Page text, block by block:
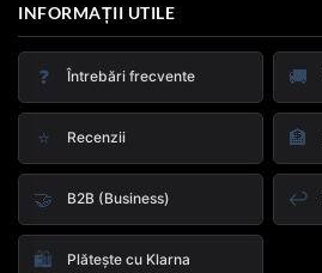
INFORMAȚII UTILE
❓ Întrebări frecvente 🚚
⭐ Recenzii 🏦
🤝 B2B (Business) ↩️
🛍️ Plătește cu Klarna